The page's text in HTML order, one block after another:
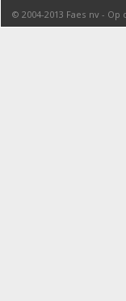
© 2004-2013 Faes nv - Op